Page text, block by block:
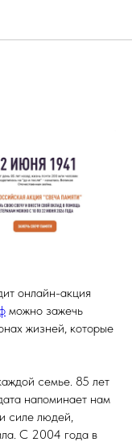
онлайн-акция
можно зажечь
жизней, которые
семье. 85 лет
напоминает нам
силе людей,
С 2004 года в